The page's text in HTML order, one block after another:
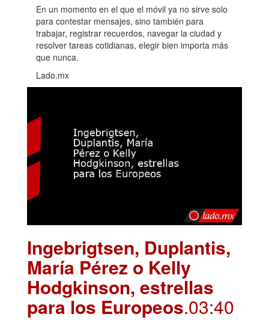
En un momento en el que el móvil ya no sirve solo
para contestar mensajes, sino también para
trabajar, registrar recuerdos, navegar la ciudad y
resolver tareas cotidianas, elegir bien importa más
que nunca.
Lado.mx
Ingebrigtsen, Duplantis,
María Pérez o Kelly
Hodgkinson, estrellas
para los Europeos.03:40